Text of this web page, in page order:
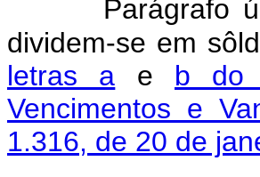
Parágrafo
dividem-se em
letras a e b do
Vencimentos e
1.316, de 20 de